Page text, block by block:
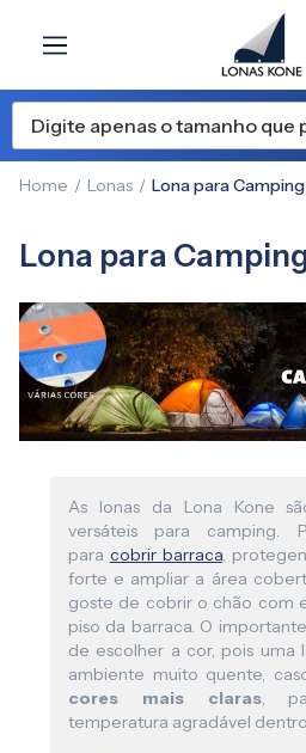
Home Lonas Lona para Camping
Lona para
As lonas da Lona Kone
versáteis para camping.
para cobrir barraca,
forte e ampliar a área
goste de cobrir o chão com
piso da barraca. O
de escolher a cor, pois uma
ambiente muito quente,
cores mais claras,
temperatura agradável